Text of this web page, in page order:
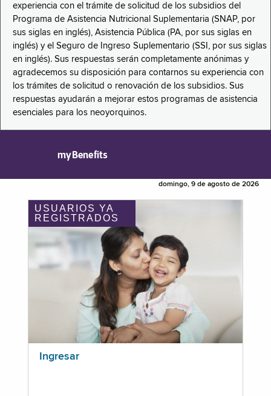
experiencia con el trámite de solicitud de los subsidios del
Programa de Asistencia Nutricional Suplementaria (SNAP, por
sus siglas en inglés), Asistencia Pública (PA, por sus siglas en
inglés) y el Seguro de Ingreso Suplementario (SSI, por sus siglas
en inglés). Sus respuestas serán completamente anónimas y
agradecemos su disposición para contarnos su experiencia con
los trámites de solicitud o renovación de los subsidios. Sus
respuestas ayudarán a mejorar estos programas de asistencia
esenciales para los neoyorquinos.
myBenefits
domingo, 9 de agosto de 2026
USUARIOS YA
REGISTRADOS
Ingresar